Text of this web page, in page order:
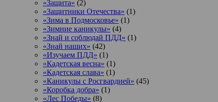
«Защита» (2)
«Защитники Отечества» (1)
«Зима в Подмосковье» (1)
«Зимние каникулы» (4)
«Знай и соблюдай ПДД» (1)
«Знай наших» (42)
«Изучаем ПДД» (1)
«Кадетская весна» (1)
«Кадетская слава» (1)
«Каникулы с Росгвардией» (45)
«Коробка добра» (1)
«Лес Победы» (8)